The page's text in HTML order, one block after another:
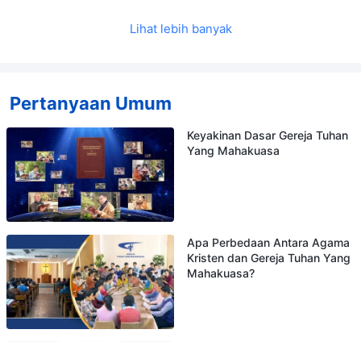
Lihat lebih banyak
Pertanyaan Umum
Keyakinan Dasar Gereja Tuhan
Yang Mahakuasa
Apa Perbedaan Antara Agama
Kristen dan Gereja Tuhan Yang
Mahakuasa?